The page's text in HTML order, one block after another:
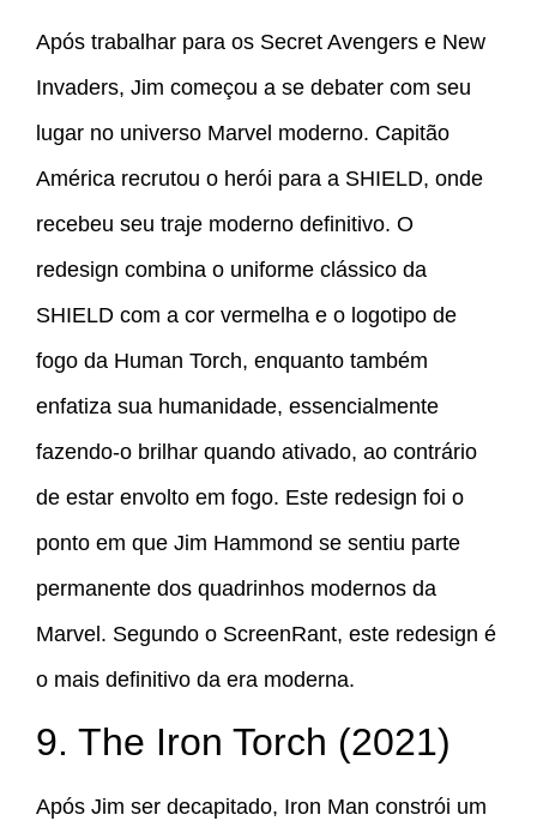
Após trabalhar para os Secret Avengers e New
Invaders, Jim começou a se debater com seu
lugar no universo Marvel moderno. Capitão
América recrutou o herói para a SHIELD, onde
recebeu seu traje moderno definitivo. O
redesign combina o uniforme clássico da
SHIELD com a cor vermelha e o logotipo de
fogo da Human Torch, enquanto também
enfatiza sua humanidade, essencialmente
fazendo-o brilhar quando ativado, ao contrário
de estar envolto em fogo. Este redesign foi o
ponto em que Jim Hammond se sentiu parte
permanente dos quadrinhos modernos da
Marvel. Segundo o ScreenRant, este redesign é
o mais definitivo da era moderna.
9. The Iron Torch (2021)
Após Jim ser decapitado, Iron Man constrói um